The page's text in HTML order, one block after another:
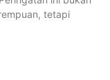
tetapi